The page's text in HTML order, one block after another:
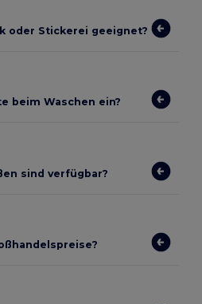
oder Stickerei geeignet?
beim Waschen ein?
sind verfügbar?